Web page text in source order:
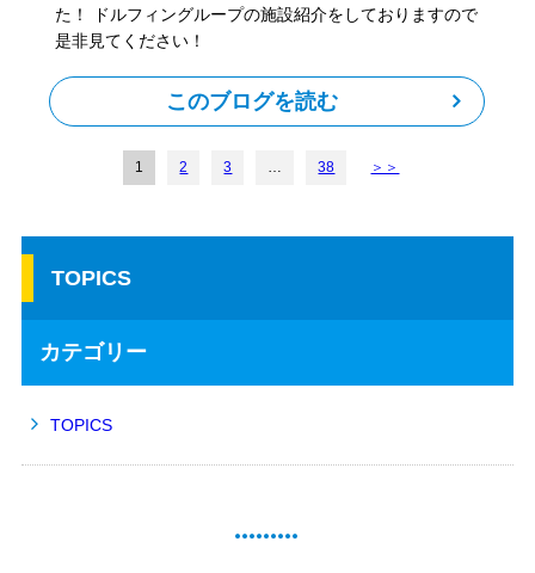
た！ ドルフィングループの施設紹介をしておりますので
是非見てください！
このブログを読む
1 2 3 … 38 ＞＞
TOPICS
カテゴリー
TOPICS